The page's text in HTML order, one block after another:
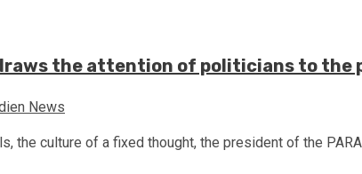
draws the attention of politicians to
News
the culture of a fixed thought, the president of the